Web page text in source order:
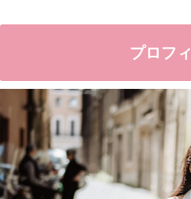
プロフ